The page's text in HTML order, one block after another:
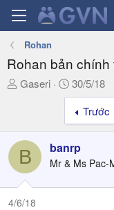
Rohan
Rohan bản chính
T
a
d
s
t
a
Gaseri
N
g
à
y
ử
30/5/18
Trước
B banrp
Mr & Ms Pac-
4/6/18